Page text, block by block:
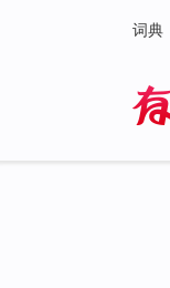
词典